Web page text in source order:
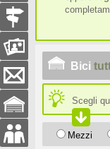
Bici
Scegli
Mezzi